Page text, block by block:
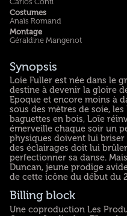
Carlos Conti
Costumes
Anaïs Romand
Montage
Géraldine Mangenot
Synopsis
Loïe Fuller est née dans le
destine à devenir la gloire
Epoque et encore moins à
sous des mètres de soie,
baguettes en bois, Loïe
émerveille chaque soir un
physiques doivent lui briser
des éclairages doit lui
perfectionner sa danse.
Duncan, jeune prodige
de cette icône du début du
Billing block
Une coproduction Les